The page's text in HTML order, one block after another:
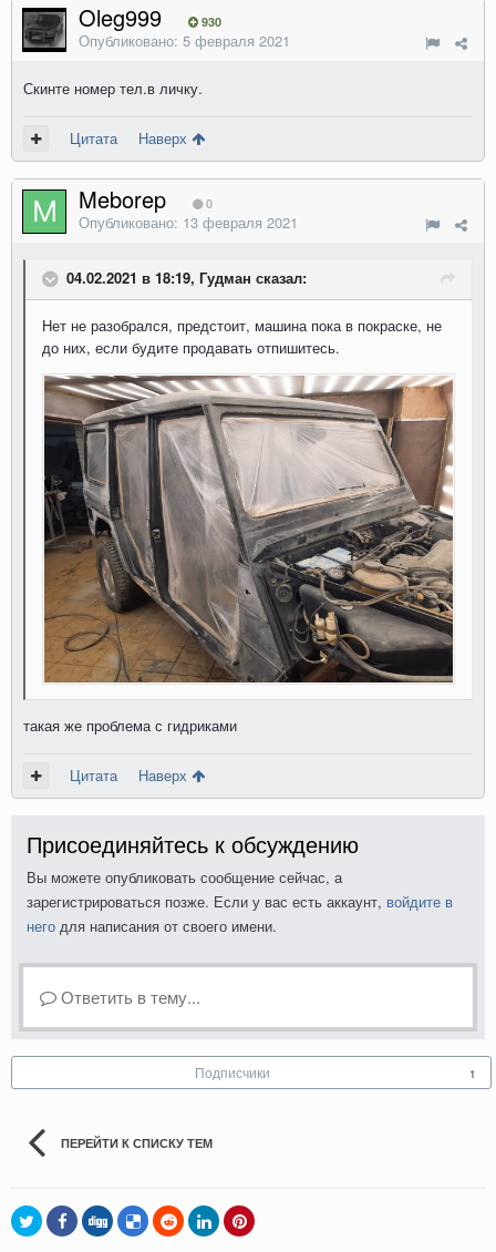
Oleg999 930
Опубликовано: 5 февраля 2021
Скинте номер тел.в личку.
Цитата Наверх
Meborep 0
Опубликовано: 13 февраля 2021
04.02.2021 в 18:19, Гудман сказал:
Нет не разобрался, предстоит, машина пока в покраске, не
до них, если будите продавать отпишитесь.
такая же проблема с гидриками
Цитата Наверх
Присоединяйтесь к обсуждению
Вы можете опубликовать сообщение сейчас, а
зарегистрироваться позже. Если у вас есть аккаунт, войдите в
него для написания от своего имени.
Ответить в тему...
Подписчики 1
ПЕРЕЙТИ К СПИСКУ ТЕМ